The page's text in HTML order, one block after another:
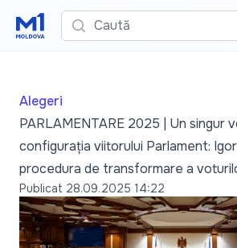
Caută
Alegeri
PARLAMENTARE 2025 | Un singur
configurația viitorului Parlament:
procedura de transformare a
Publicat 28.09.2025 14:22